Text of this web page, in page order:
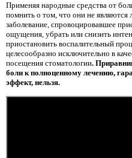
Применяя народные средства от
помнить о том, что они не являются
заболевание, спровоцировавшее
ощущения, убрать или снизить
приостановить воспалительный
целесообразно исключительно в
посещения стоматологии.
боли к полноценному лечению,
эффект, нельзя.